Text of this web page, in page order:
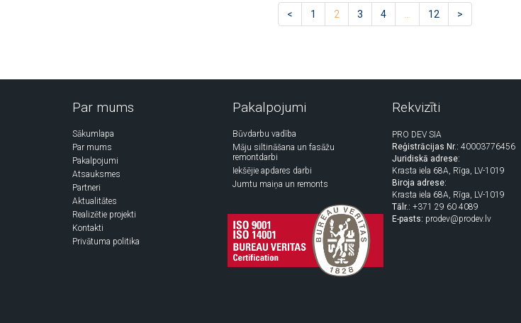
< 1 2 3 4 12 >
Par mums
Sākumlapa
Par mums
Pakalpojumi
Atsauksmes
Partneri
Aktualitātes
Realizētie projekti
Kontakti
Privātuma politika
Pakalpojumi
Būvdarbu vadība
Māju siltināšana un fasāžu
remontdarbi
Iekšējie apdares darbi
Jumtu maiņa un remonts
Rekvizīti
PRO DEV SIA
Reģistrācijas Nr.: 40003776456
Juridiskā adrese:
Krasta iela 68A, Rīga, LV-1019
Biroja adrese:
Krasta iela 68A, Rīga, LV-1019
Tālr.: +371 29 60 4089
E-pasts: prodev@prodev.lv